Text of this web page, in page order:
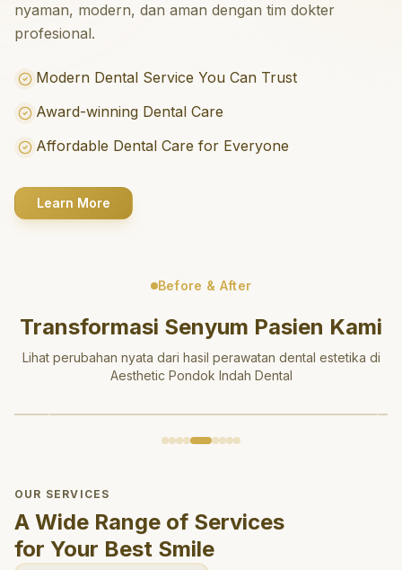
nyaman, modern, dan aman dengan tim dokter
profesional.
Modern Dental Service You Can Trust
Award-winning Dental Care
Affordable Dental Care for Everyone
Learn More
Before & After
Transformasi Senyum Pasien Kami
Lihat perubahan nyata dari hasil perawatan dental estetika di
Aesthetic Pondok Indah Dental
OUR SERVICES
A Wide Range of Services
for Your Best Smile